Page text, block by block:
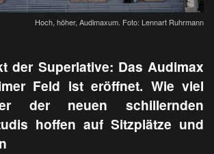
Hoch, höher, Audimaxum. Foto: Lennart Ruhrmann
der Superlative: Das Audimax
Feld ist eröffnet. Wie viel
der neuen schillernden
hoffen auf Sitzplätze und